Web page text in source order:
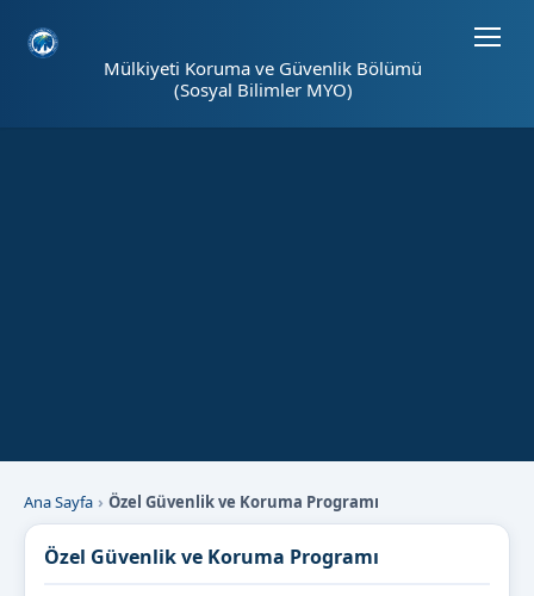
Mülkiyeti Koruma ve Güvenlik Bölümü
(Sosyal Bilimler MYO)
Ana Sayfa Özel Güvenlik ve Koruma Programı
Özel Güvenlik ve Koruma Programı